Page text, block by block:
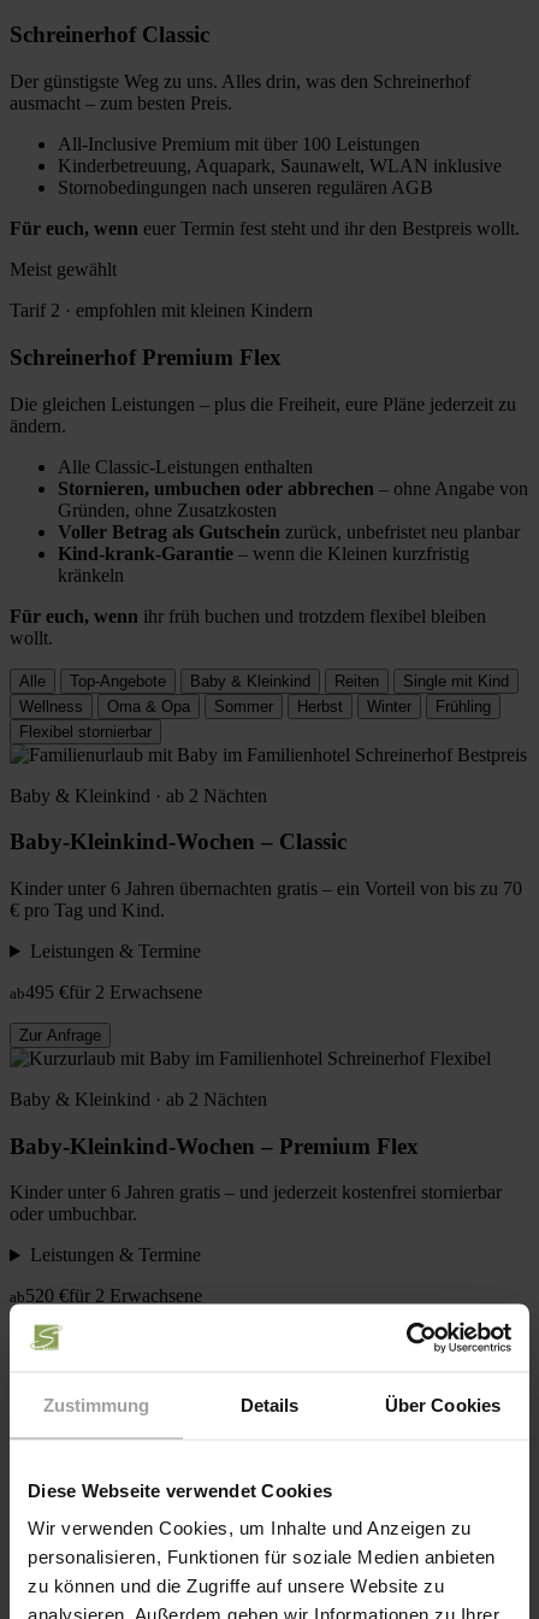
Zustimmung Details Über Cookies
Diese Webseite verwendet Cookies
Wir verwenden Cookies, um Inhalte und Anzeigen zu
personalisieren, Funktionen für soziale Medien anbieten
zu können und die Zugriffe auf unsere Website zu
analysieren. Außerdem geben wir Informationen zu Ihrer
Schreinerhof Classic
Der günstigste Weg zu uns. Alles drin, was den Schreinerhof
ausmacht – zum besten Preis.
All-Inclusive Premium mit über 100 Leistungen
Kinderbetreuung, Aquapark, Saunawelt, WLAN inklusive
Stornobedingungen nach unseren regulären AGB
Für euch, wenn euer Termin fest steht und ihr den Bestpreis wollt.
Meist gewählt
Tarif 2 · empfohlen mit kleinen Kindern
SchreinerhofPremium Flex
Die gleichen Leistungen – plus die Freiheit, eure Pläne jederzeit zu
ändern.
Alle Classic-Leistungen enthalten
Stornieren, umbuchen oder abbrechen – ohne Angabe von
Gründen, ohne Zusatzkosten
Voller Betrag als Gutschein zurück, unbefristet neu planbar
Kind-krank-Garantie – wenn die Kleinen kurzfristig
kränkeln
Für euch, wenn ihr früh buchen und trotzdem flexibel bleiben
wollt.
Alle Top-Angebote Baby & Kleinkind Reiten
Single mit Kind
Wellness
Oma & Opa Sommer Herbst Winter
Frühling
Flexibel stornierbar
Bestpreis
Baby & Kleinkind · ab 2 Nächten
Baby-Kleinkind-Wochen – Classic
Kinder unter 6 Jahren übernachten gratis – ein Vorteil von bis zu 70
€ pro Tag und Kind.
Leistungen & Termine
ab495 €für 2 Erwachsene
Zur Anfrage
Flexibel
Baby & Kleinkind · ab 2 Nächten
Baby-Kleinkind-Wochen – Premium Flex
Kinder unter 6 Jahren gratis – und jederzeit kostenfrei stornierbar
oder umbuchbar.
Leistungen & Termine
ab520 €für 2 Erwachsene
Zur Anfrage
Herbst · ab 2 Nächten
Bauernhoferlebnis im goldenen Herbst – inklusive Früh-Anreise
und Spät-Abreise im Wert von 150 €.
Leistungen & Termine